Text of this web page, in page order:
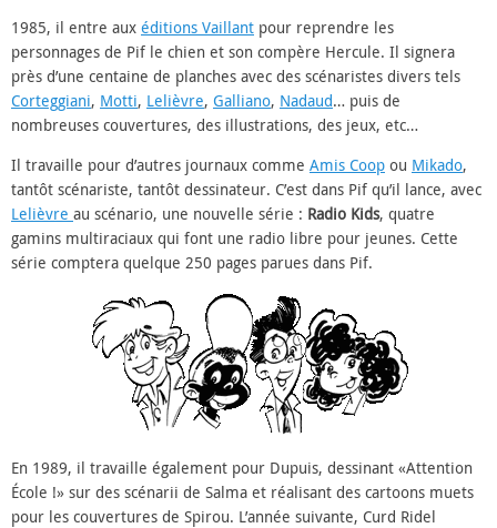
1985, il entre aux éditions Vaillant pour reprendre les
personnages de Pif le chien et son compère Hercule. Il signera
près d’une centaine de planches avec des scénaristes divers tels
Corteggiani, Motti, Lelièvre, Galliano, Nadaud… puis de
nombreuses couvertures, des illustrations, des jeux, etc…
Il travaille pour d’autres journaux comme Amis Coop ou Mikado,
tantôt scénariste, tantôt dessinateur. C’est dans Pif qu’il lance, avec
Lelièvre au scénario, une nouvelle série : Radio Kids, quatre
gamins multiraciaux qui font une radio libre pour jeunes. Cette
série comptera quelque 250 pages parues dans Pif.
En 1989, il travaille également pour Dupuis, dessinant «Attention
École !» sur des scénarii de Salma et réalisant des cartoons muets
pour les couvertures de Spirou. L’année suivante, Curd Ridel